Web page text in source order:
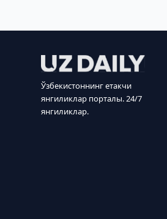
Ўзбекистоннинг етакчи
янгиликлар порталы. 24/7
янгиликлар.